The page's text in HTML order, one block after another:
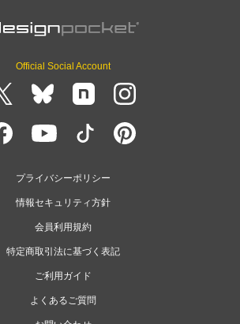
Official Social Account
プライバシーポリシー
情報セキュリティ方針
会員利用規約
特定商取引法に基づく表記
ご利用ガイド
よくあるご質問